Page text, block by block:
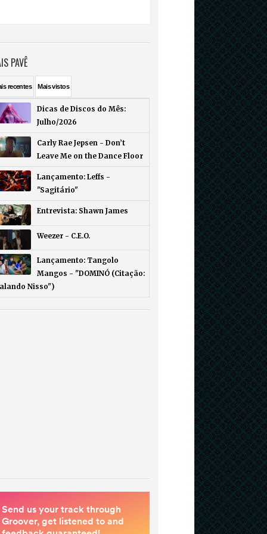
PAVÊ
recentes Maisvistos
Dicas de Discos do Mês:
Julho/2026
Carly Rae Jepsen - Don’t
Leave Me on the Dance Floor
Lançamento: Leffs -
"Sagitário"
Entrevista: Shawn James
Weezer - C.E.O.
Lançamento: Tangolo
Mangos - "DOMINÓ (Citação:
Nisso")